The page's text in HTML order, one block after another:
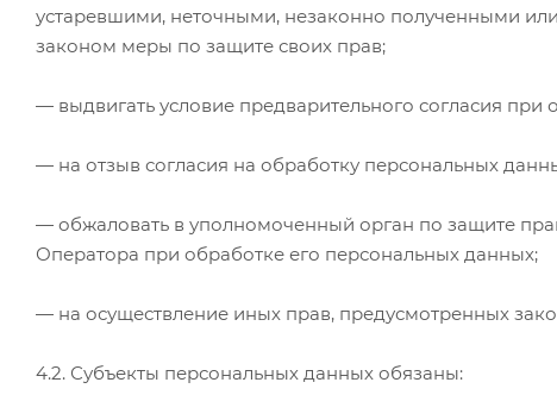
устаревшими, неточными, незаконно полученными
законом меры по защите своих прав;
— выдвигать условие предварительного согласия
— на отзыв согласия на обработку персональных
— обжаловать в уполномоченный орган по защите
Оператора при обработке его персональных данных;
— на осуществление иных прав, предусмотренных
4.2. Субъекты персональных данных обязаны: